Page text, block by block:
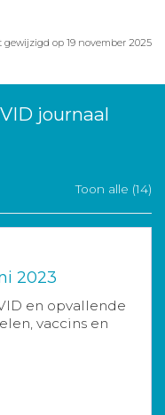
gewijzigd op 19 november 2025
journaal
Toon alle (14)
2023
en opvallende
vaccins en